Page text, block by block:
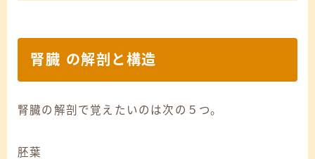
腎臓 の解剖と構造
腎臓の解剖で覚えたいのは次の５つ。
胚葉